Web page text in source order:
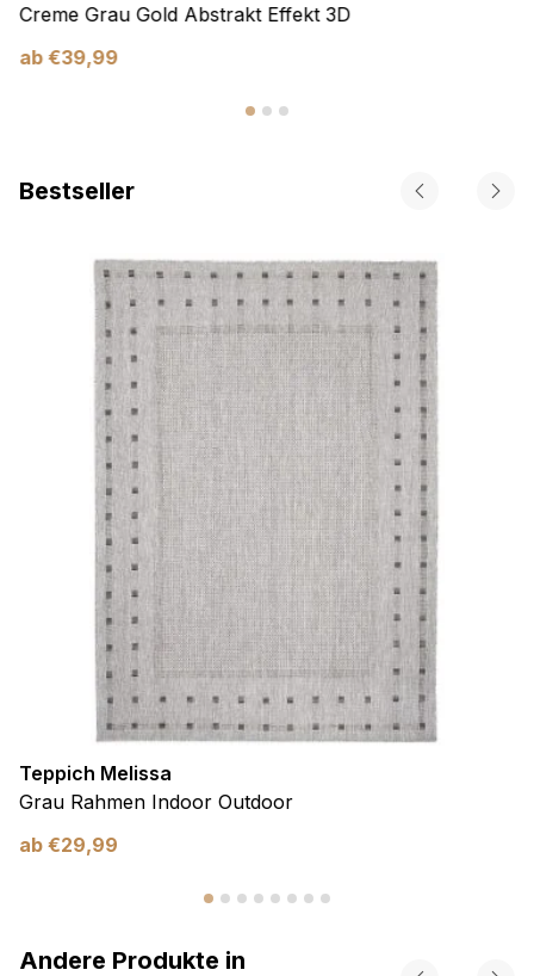
Creme Grau Gold Abstrakt Effekt 3D
ab €39,99
Bestseller
Teppich Melissa
Grau Rahmen Indoor Outdoor
ab €29,99
Andere Produkte in